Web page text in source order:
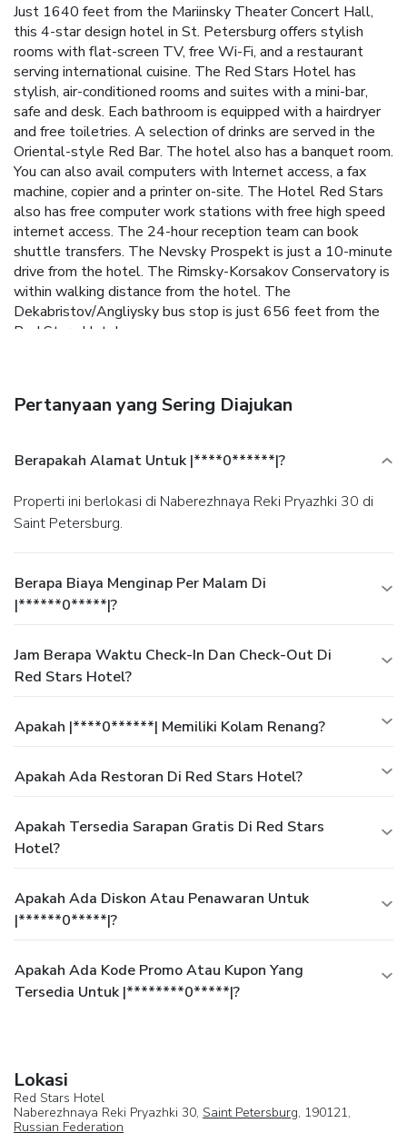
Just 1640 feet from the Mariinsky Theater Concert Hall,
this 4-star design hotel in St. Petersburg offers stylish
rooms with flat-screen TV, free Wi-Fi, and a restaurant
serving international cuisine. The Red Stars Hotel has
stylish, air-conditioned rooms and suites with a mini-bar,
safe and desk. Each bathroom is equipped with a hairdryer
and free toiletries. A selection of drinks are served in the
Oriental-style Red Bar. The hotel also has a banquet room.
You can also avail computers with Internet access, a fax
machine, copier and a printer on-site. The Hotel Red Stars
also has free computer work stations with free high speed
internet access. The 24-hour reception team can book
shuttle transfers. The Nevsky Prospekt is just a 10-minute
drive from the hotel. The Rimsky-Korsakov Conservatory is
within walking distance from the hotel. The
Dekabristov/Angliysky bus stop is just 656 feet from the
Red Stars Hotel.
Pertanyaan yang Sering Diajukan
Berapakah Alamat Untuk |****0******|?
Properti ini berlokasi di Naberezhnaya Reki Pryazhki 30 di
Saint Petersburg.
Berapa Biaya Menginap Per Malam Di
|******0*****|?
Jam Berapa Waktu Check-In Dan Check-Out Di
Red Stars Hotel?
Apakah |****0******| Memiliki Kolam Renang?
Apakah Ada Restoran Di Red Stars Hotel?
Apakah Tersedia Sarapan Gratis Di Red Stars
Hotel?
Apakah Ada Diskon Atau Penawaran Untuk
|******0*****|?
Apakah Ada Kode Promo Atau Kupon Yang
Tersedia Untuk |********0*****|?
Lokasi
Red Stars Hotel
Naberezhnaya Reki Pryazhki 30, Saint Petersburg, 190121,
Russian Federation